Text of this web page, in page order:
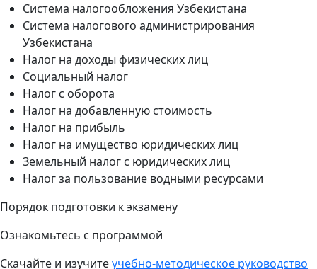
Система налогообложения Узбекистана
Система налогового администрирования
Узбекистана
Налог на доходы физических лиц
Социальный налог
Налог с оборота
Налог на добавленную стоимость
Налог на прибыль
Налог на имущество юридических лиц
Земельный налог с юридических лиц
Налог за пользование водными ресурсами
Порядок подготовки к экзамену
Ознакомьтесь с программой
Скачайте и изучитеучебно-методическое руководство